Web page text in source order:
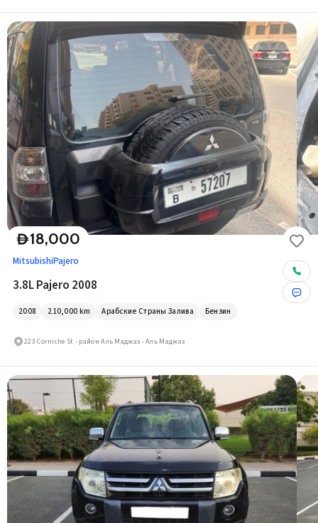
D18,000
MitsubishiPajero
3.8L Pajero 2008
2008 210,000 km Арабские Страны Залива Бензин
223 Corniche St - район Аль Маджаз - Аль Маджаз